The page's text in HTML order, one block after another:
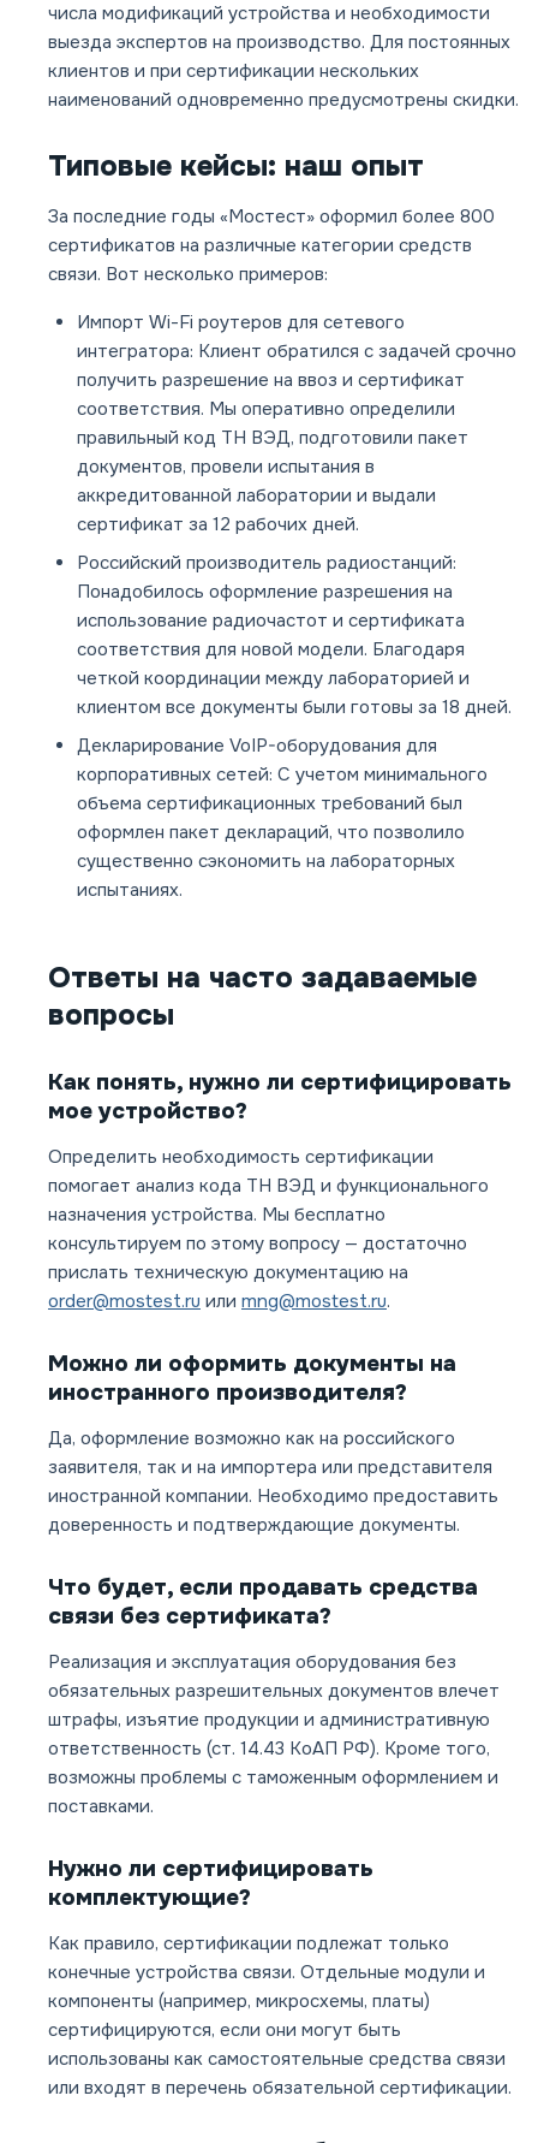
числа модификаций устройства и необходимости
выезда экспертов на производство. Для постоянных
клиентов и при сертификации нескольких
наименований одновременно предусмотрены скидки.
Типовые кейсы: наш опыт
За последние годы «Мостест» оформил более 800
сертификатов на различные категории средств
связи. Вот несколько примеров:
Импорт Wi-Fi роутеров для сетевого
интегратора: Клиент обратился с задачей срочно
получить разрешение на ввоз и сертификат
соответствия. Мы оперативно определили
правильный код ТН ВЭД, подготовили пакет
документов, провели испытания в
аккредитованной лаборатории и выдали
сертификат за 12 рабочих дней.
Российский производитель радиостанций:
Понадобилось оформление разрешения на
использование радиочастот и сертификата
соответствия для новой модели. Благодаря
четкой координации между лабораторией и
клиентом все документы были готовы за 18 дней.
Декларирование VoIP-оборудования для
корпоративных сетей: С учетом минимального
объема сертификационных требований был
оформлен пакет деклараций, что позволило
существенно сэкономить на лабораторных
испытаниях.
Ответы на часто задаваемые
вопросы
Как понять, нужно ли сертифицировать
мое устройство?
Определить необходимость сертификации
помогает анализ кода ТН ВЭД и функционального
назначения устройства. Мы бесплатно
консультируем по этому вопросу — достаточно
прислать техническую документацию на
order@mostest.ru или mng@mostest.ru.
Можно ли оформить документы на
иностранного производителя?
Да, оформление возможно как на российского
заявителя, так и на импортера или представителя
иностранной компании. Необходимо предоставить
доверенность и подтверждающие документы.
Что будет, если продавать средства
связи без сертификата?
Реализация и эксплуатация оборудования без
обязательных разрешительных документов влечет
штрафы, изъятие продукции и административную
ответственность (ст. 14.43 КоАП РФ). Кроме того,
возможны проблемы с таможенным оформлением и
поставками.
Нужно ли сертифицировать
комплектующие?
Как правило, сертификации подлежат только
конечные устройства связи. Отдельные модули и
компоненты (например, микросхемы, платы)
сертифицируются, если они могут быть
использованы как самостоятельные средства связи
или входят в перечень обязательной сертификации.